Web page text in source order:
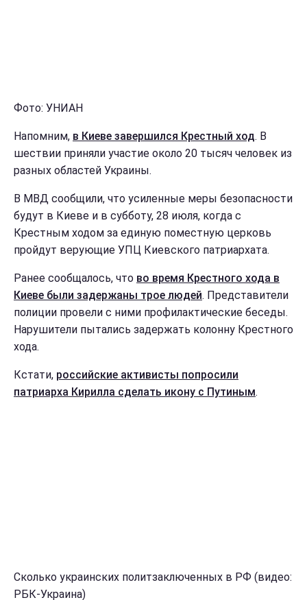
Фото: УНИАН
Напомним, в Киеве завершился Крестный ход. В
шествии приняли участие около 20 тысяч человек из
разных областей Украины.
В МВД сообщили, что усиленные меры безопасности
будут в Киеве и в субботу, 28 июля, когда с
Крестным ходом за единую поместную церковь
пройдут верующие УПЦ Киевского патриархата.
Ранее сообщалось, что во время Крестного хода в
Киеве были задержаны трое людей. Представители
полиции провели с ними профилактические беседы.
Нарушители пытались задержать колонну Крестного
хода.
Кстати, российские активисты попросили
патриарха Кирилла сделать икону с Путиным.
Сколько украинских политзаключенных в РФ (видео:
РБК-Украина)